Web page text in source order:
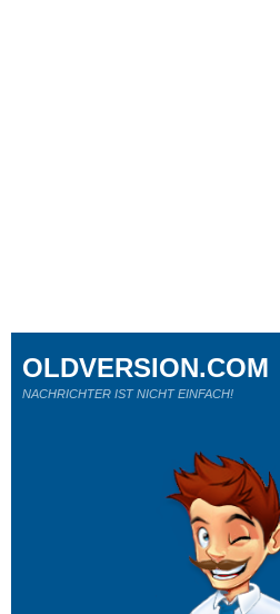
OLDVERSION.COM
NACHRICHTER IST NICHT EINFACH!